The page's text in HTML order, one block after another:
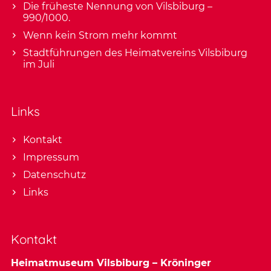
Die früheste Nennung von Vilsbiburg –
990/1000.
Wenn kein Strom mehr kommt
Stadtführungen des Heimatvereins Vilsbiburg
im Juli
Links
Kontakt
Impressum
Datenschutz
Links
Kontakt
Heimatmuseum Vilsbiburg – Kröninger